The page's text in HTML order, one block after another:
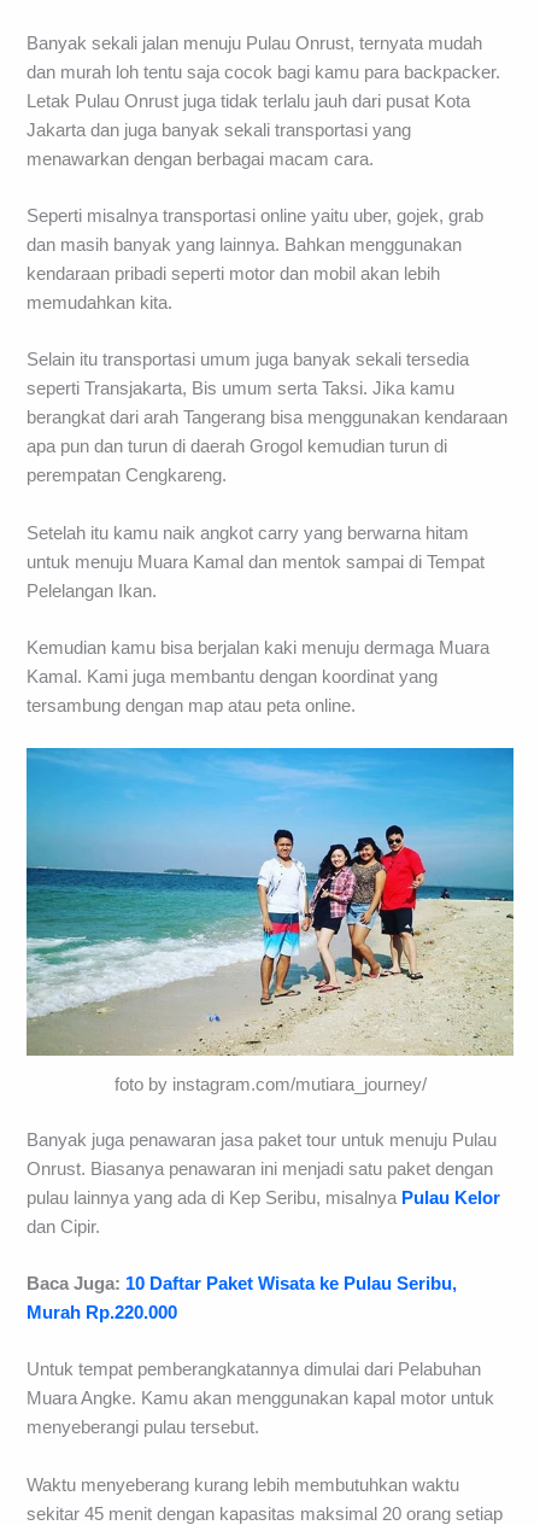
Banyak sekali jalan menuju Pulau Onrust, ternyata mudah
dan murah loh tentu saja cocok bagi kamu para backpacker.
Letak Pulau Onrust juga tidak terlalu jauh dari pusat Kota
Jakarta dan juga banyak sekali transportasi yang
menawarkan dengan berbagai macam cara.
Seperti misalnya transportasi online yaitu uber, gojek, grab
dan masih banyak yang lainnya. Bahkan menggunakan
kendaraan pribadi seperti motor dan mobil akan lebih
memudahkan kita.
Selain itu transportasi umum juga banyak sekali tersedia
seperti Transjakarta, Bis umum serta Taksi. Jika kamu
berangkat dari arah Tangerang bisa menggunakan kendaraan
apa pun dan turun di daerah Grogol kemudian turun di
perempatan Cengkareng.
Setelah itu kamu naik angkot carry yang berwarna hitam
untuk menuju Muara Kamal dan mentok sampai di Tempat
Pelelangan Ikan.
Kemudian kamu bisa berjalan kaki menuju dermaga Muara
Kamal. Kami juga membantu dengan koordinat yang
tersambung dengan map atau peta online.
foto by instagram.com/mutiara_journey/
Banyak juga penawaran jasa paket tour untuk menuju Pulau
Onrust. Biasanya penawaran ini menjadi satu paket dengan
pulau lainnya yang ada di Kep Seribu, misalnya Pulau Kelor
dan Cipir.
Baca Juga: 10 Daftar Paket Wisata ke Pulau Seribu,
Murah Rp.220.000
Untuk tempat pemberangkatannya dimulai dari Pelabuhan
Muara Angke. Kamu akan menggunakan kapal motor untuk
menyeberangi pulau tersebut.
Waktu menyeberang kurang lebih membutuhkan waktu
sekitar 45 menit dengan kapasitas maksimal 20 orang setiap